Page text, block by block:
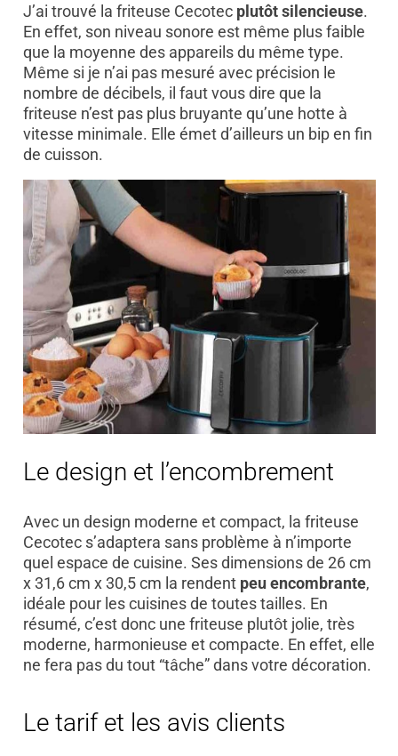
J’ai trouvé la friteuse Cecotec plutôt silencieuse.
En effet, son niveau sonore est même plus faible
que la moyenne des appareils du même type.
Même si je n’ai pas mesuré avec précision le
nombre de décibels, il faut vous dire que la
friteuse n’est pas plus bruyante qu’une hotte à
vitesse minimale. Elle émet d’ailleurs un bip en fin
de cuisson.
Le design et l’encombrement
Avec un design moderne et compact, la friteuse
Cecotec s’adaptera sans problème à n’importe
quel espace de cuisine. Ses dimensions de 26 cm
x 31,6 cm x 30,5 cm la rendent peu encombrante,
idéale pour les cuisines de toutes tailles. En
résumé, c’est donc une friteuse plutôt jolie, très
moderne, harmonieuse et compacte. En effet, elle
ne fera pas du tout “tâche” dans votre décoration.
Le tarif et les avis clients